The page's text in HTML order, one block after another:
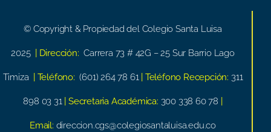
© Copyright & Propiedad del Colegio Santa Luisa
2025 | Dirección: Carrera 73 # 42G – 25 Sur Barrio Lago
Timiza | Teléfono: (601) 264 78 61 | Teléfono Recepción: 311
898 03 31 | Secretaria Académica: 300 338 60 78
Email: direccion.cgs@colegiosantaluisa.edu.co